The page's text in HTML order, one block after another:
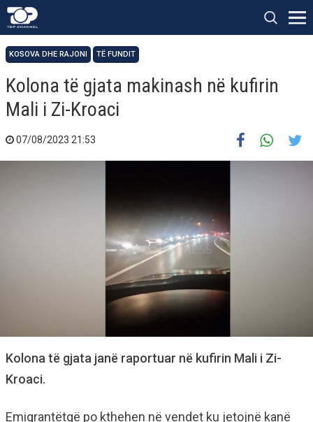
KOSOVA DHE RAJONI TË FUNDIT
Kolona të gjata makinash në kufirin
Mali i Zi-Kroaci
07/08/2023 21:53
Kolona të gjata janë raportuar në kufirin Mali i Zi-
Kroaci.
Emigrantëtqë po kthehen në vendet ku jetojnë kanë